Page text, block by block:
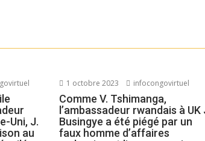
Uni, J.
au
1 octobre 2023 infocongovirtuel
Comme V. Tshimanga,
l’ambassadeur rwandais à UK
Busingye a été piégé par un
faux homme d’affaires